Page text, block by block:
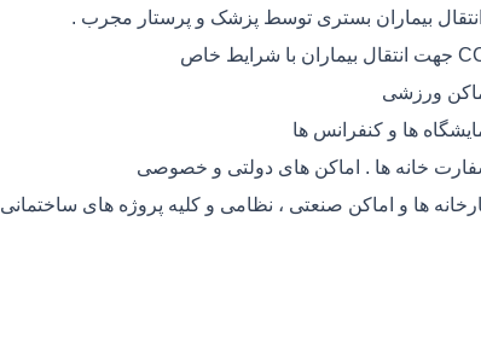
انتقال بیماران بستری توسط پزشک و پرستار مجرب .
ورزشی
ها و کنفرانس ها
خانه ها . اماکن های دولتی و خصوصی
ها و اماکن صنعتی ، نظامی و کلیه پروژه های ساختمانی